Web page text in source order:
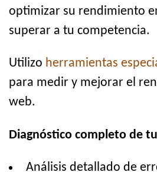
optimizar su rendimiento
superar a tu competencia.
Utilizo herramientas
para medir y mejorar el
web.
Diagnóstico completo de
Análisis detallado de